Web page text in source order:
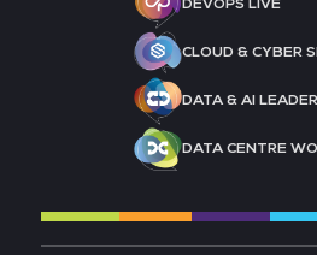
DEVOPS LIVE
CLOUD & CYBER
DATA & AI
DATA CENTRE